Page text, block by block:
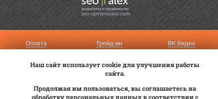
Оплата
Постановка на учет
Трейд-ин
Статьи
ВК Видео
© 2012—2026 «Купи прицеп»™ (ООО «Авангард», ИНН 9723035587)
Наш сайт использует cookie для улучшения работы
сайта.
Продолжая им пользоваться, вы соглашаетесь на
обработку персональных данных в соответствии с